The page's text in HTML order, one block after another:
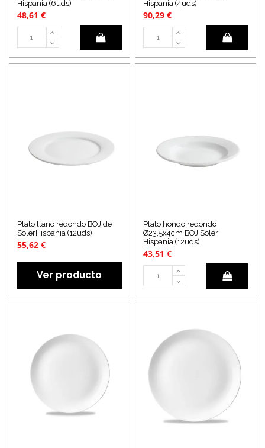
Hispania (6uds)
48,61 €
Hispania (4uds)
90,29 €
Plato llano redondo BOJ de
SolerHispania (12uds)
55,62 €
Ver producto
Plato hondo redondo
Ø23,5x4cm BOJ Soler
Hispania (12uds)
43,51 €